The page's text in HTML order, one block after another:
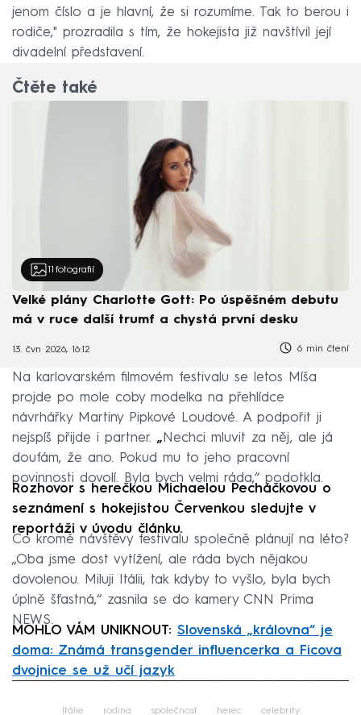
jenom číslo a je hlavní, že si rozumíme. Tak to berou i
rodiče," prozradila s tím, že hokejista již navštívil její
divadelní představení.
Čtěte také
11 fotografií
Velké plány Charlotte Gott: Po úspěšném debutu
má v ruce další trumf a chystá první desku
13. čvn 2026, 16:12 6 min čtení
Na karlovarském filmovém festivalu se letos Míša
projde po mole coby modelka na přehlídce
návrhářky Martiny Pipkové Loudové. A podpořit ji
nejspíš přijde i partner. „ Nechci mluvit za něj, ale já
doufám, že ano. Pokud mu to jeho pracovní
povinnosti dovolí. Byla bych velmi ráda,“ podotkla.
Rozhovor s herečkou Michaelou Pecháčkovou o
seznámení s hokejistou Červenkou sledujte v
reportáži v úvodu článku.
Co kromě návštěvy festivalu společně plánují na léto?
„Oba jsme dost vytížení, ale ráda bych nějakou
dovolenou. Miluji Itálii, tak kdyby to vyšlo, byla bych
úplně šťastná,“ zasnila se do kamery CNN Prima
NEWS.
MOHLO VÁM UNIKNOUT: Slovenská „královna“ je
doma: Známá transgender influencerka a Ficova
dvojnice se už učí jazyk
Itálie rodina společnost herec celebrity